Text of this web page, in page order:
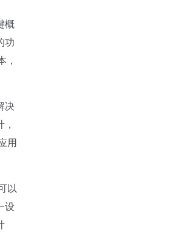
概
功
，
决
用
以
设